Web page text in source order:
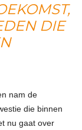
DIE
nam de
die binnen
nu gaat over